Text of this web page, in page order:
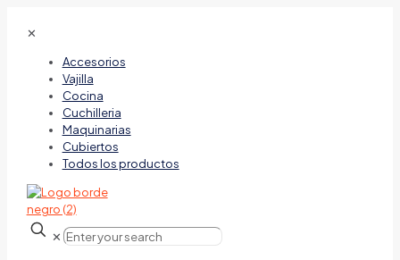
✕
Accesorios
Vajilla
Cocina
Cuchilleria
Maquinarias
Cubiertos
Todos los productos
✕